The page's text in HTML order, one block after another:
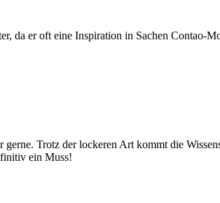
da er oft eine Inspiration in Sachen Contao-
Trotz der lockeren Art kommt die
ein Muss!